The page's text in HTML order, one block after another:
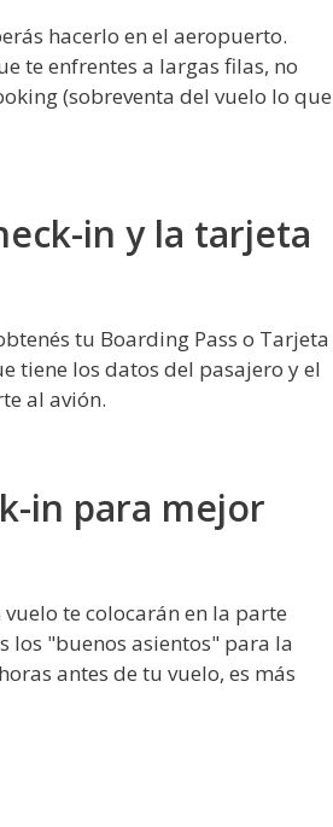
hacerlo en el aeropuerto.
te enfrentes a largas filas, no
(sobreventa del vuelo lo que
in y la tarjeta
tu Boarding Pass o Tarjeta
tiene los datos del pasajero y el
al avión.
in para mejor
te colocarán en la parte
los "buenos asientos" para la
antes de tu vuelo, es más